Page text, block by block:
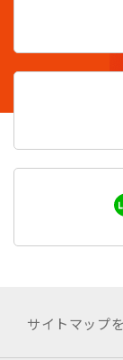
サイトマップ